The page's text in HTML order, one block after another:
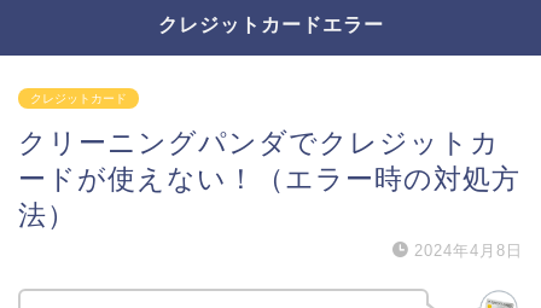
クレジットカードエラー
クレジットカード
クリーニングパンダでクレジットカ
ードが使えない！（エラー時の対処方
法）
2024年4月8日